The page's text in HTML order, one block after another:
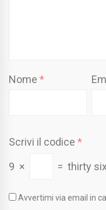
Nome *
Scrivi il codice *
9 × = thirty six
Avvertimi via email in